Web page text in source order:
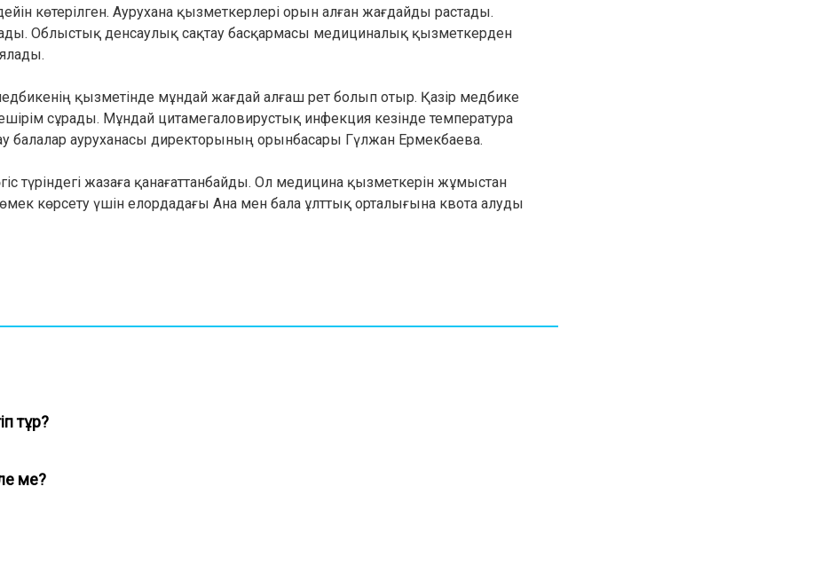
көтерілген. Аурухана қызметкерлері орын алған жағдайды растады.
Облыстық денсаулық сақтау басқармасы медициналық қызметкерден
қызметінде мұндай жағдай алғаш рет болып отыр. Қазір медбике
сұрады. Мұндай цитамегаловирустық инфекция кезінде температура
балалар ауруханасы директорының орынбасары Гүлжан Ермекбаева.
түріндегі жазаға қанағаттанбайды. Ол медицина қызметкерін жұмыстан
көрсету үшін елордадағы Ана мен бала ұлттық орталығына квота алуды
тұр?
ме?